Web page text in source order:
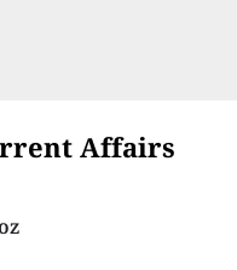
Affairs